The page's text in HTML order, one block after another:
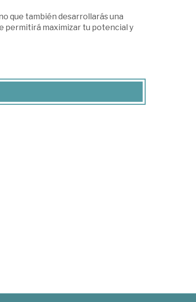
que también desarrollarás una
permitirá maximizar tu potencial y